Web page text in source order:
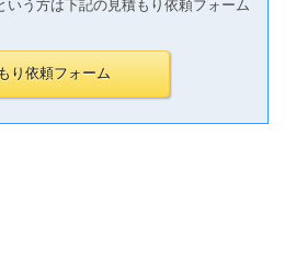
いう方は下記の見積もり依頼フォーム